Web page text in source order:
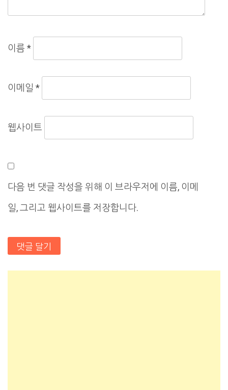
이름 *
이메일 *
웹사이트
다음 번 댓글 작성을 위해 이 브라우저에 이름, 이메
일, 그리고 웹사이트를 저장합니다.